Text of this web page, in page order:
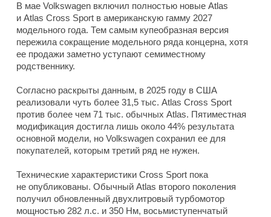
В мае Volkswagen включил полностью новые Atlas
и Atlas Cross Sport в американскую гамму 2027
модельного года. Тем самым купеобразная версия
пережила сокращение модельного ряда концерна, хотя
ее продажи заметно уступают семиместному
родственнику.
Согласно раскрыты данным, в 2025 году в США
реализовали чуть более 31,5 тыс. Atlas Cross Sport
против более чем 71 тыс. обычных Atlas. Пятиместная
модификация достигла лишь около 44% результата
основной модели, но Volkswagen сохранил ее для
покупателей, которым третий ряд не нужен.
Технические характеристики Cross Sport пока
не опубликованы. Обычный Atlas второго поколения
получил обновленный двухлитровый турбомотор
мощностью 282 л.с. и 350 Нм, восьмиступенчатый